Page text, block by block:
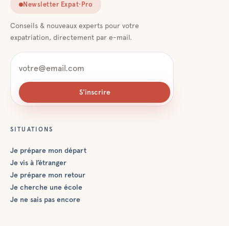
Newsletter Expat·Pro
Conseils & nouveaux experts pour votre
expatriation, directement par e-mail.
S'inscrire
SITUATIONS
Je prépare mon départ
Je vis à l’étranger
Je prépare mon retour
Je cherche une école
Je ne sais pas encore